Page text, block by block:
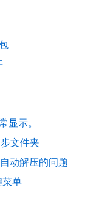
显示。
文件夹
动解压的问题
菜单